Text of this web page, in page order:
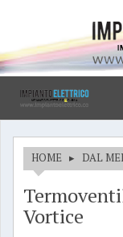
HOME ▸ DAL
Vortice